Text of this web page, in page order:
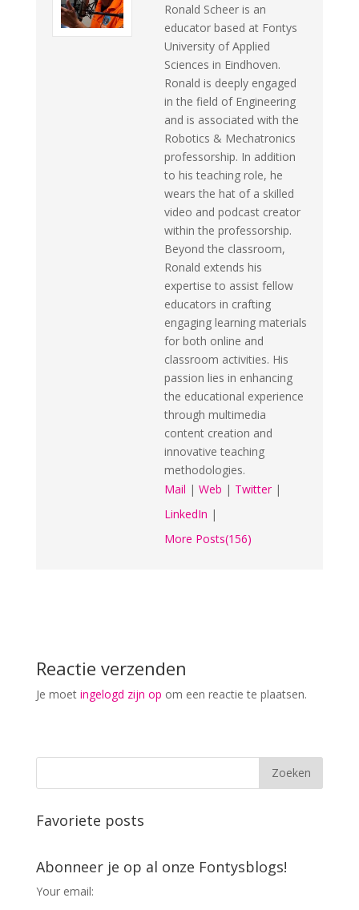
Ronald Scheer is an
educator based at Fontys
University of Applied
Sciences in Eindhoven.
Ronald is deeply engaged
in the field of Engineering
and is associated with the
Robotics & Mechatronics
professorship. In addition
to his teaching role, he
wears the hat of a skilled
video and podcast creator
within the professorship.
Beyond the classroom,
Ronald extends his
expertise to assist fellow
educators in crafting
engaging learning materials
for both online and
classroom activities. His
passion lies in enhancing
the educational experience
through multimedia
content creation and
innovative teaching
methodologies.
Mail | Web | Twitter|
LinkedIn |
More Posts(156)
Reactie verzenden
Je moet ingelogd zijn op om een reactie te plaatsen.
Favoriete posts
Abonneer je op al onze Fontysblogs!
Your email: